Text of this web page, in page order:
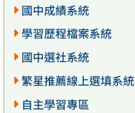
國中成績系統
學習歷程檔案系統
國中選社系統
繁星推薦線上選填系統
自主學習專區